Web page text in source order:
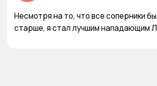
Несмотря на то, что все соперники
старше, я стал лучшим нападающим